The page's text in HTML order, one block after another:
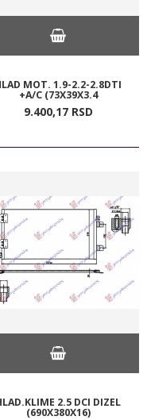
MOT. 1.9-2.2-2.8DTI
+A/C (73X39X3.4
9.400,17 RSD
2.5 DCI DIZEL
(690X380X16)